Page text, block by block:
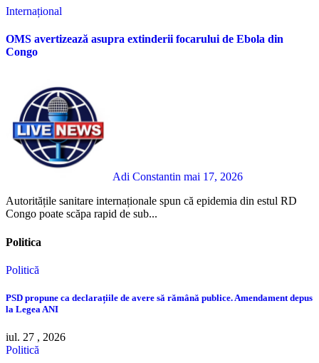
Internațional
OMS avertizează asupra extinderii focarului de Ebola din
Congo
Adi Constantin mai 17, 2026
Autoritățile sanitare internaționale spun că epidemia din estul RD
Congo poate scăpa rapid de sub...
Politica
Politică
PSD propune ca declarațiile de avere să rămână publice. Amendament depus
la Legea ANI
iul. 27 , 2026
Politică